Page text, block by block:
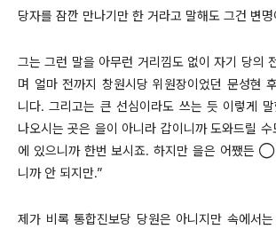
당자를 잠깐 만나기만 한 거라고 말해도 그건 변
그는 그런 말을 아무런 거리낌도 없이 자기 당의
며 얼마 전까지 창원시당 위원장이었던 문성현
니다. 그리고는 큰 선심이라도 쓰는 듯 이렇게 말
나오시는 곳은 을이 아니라 갑이니까 도와드릴
에 있으니까 한번 보시죠. 하지만 을은 어쨌
니까 안 되지만.”
제가 비록 통합진보당 당원은 아니지만 속에서